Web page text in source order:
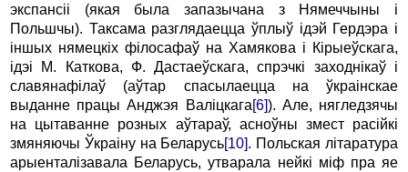
экспансіі (якая была запазычана з Нямеччыны i
Польшчы). Таксама разглядаецца ўплыў ідэй Гердэра i
іншых нямецкіх філосафаў на Хамякова i Кірыеўскага,
ідэі М. Каткова, Ф. Дастаеўскага, спрэчкі заходнікаў i
славянафілаў (аўтар спасылаецца на ўкраінскае
выданне працы Анджэя Валіцкага[6]). Але, нягледзячы
на цытаванне розных аўтараў, асноўны змест расійкі
змяняючы Ўкраіну на Беларусь[10]. Польская літаратура
арыенталізавала Беларусь, утварала нейкі міф пра яе